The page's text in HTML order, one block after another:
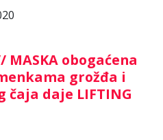
MASKA obogaćena
grožđa i
daje LIFTING